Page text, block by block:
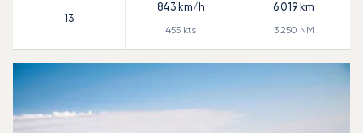
13
843km/h
455 kts
6 019 km
3 250 NM